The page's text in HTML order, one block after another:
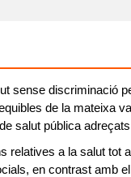
sense discriminació
de la mateixa
salut pública
relatives a la salut tot
en contrast amb